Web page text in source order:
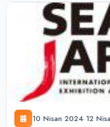
10 Nisan 2024-12